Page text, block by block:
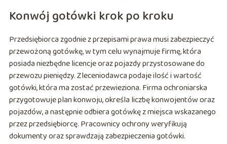
Konwój gotówki krok po kroku
Przedsiębiorca zgodnie z przepisami prawa musi zabezpieczyć
przewożoną gotówkę, w tym celu wynajmuje firmę, która
posiada niezbędne licencje oraz pojazdy przystosowane do
przewozu pieniędzy. Zleceniodawca podaje ilość i wartość
gotówki, która ma zostać przewieziona. Firma ochroniarska
przygotowuje plan konwoju, określa liczbę konwojentów oraz
pojazdów, a następnie odbiera gotówkę z miejsca wskazanego
przez przedsiębiorcę. Pracownicy ochrony weryfikują
dokumenty oraz sprawdzają zabezpieczenia gotówki.